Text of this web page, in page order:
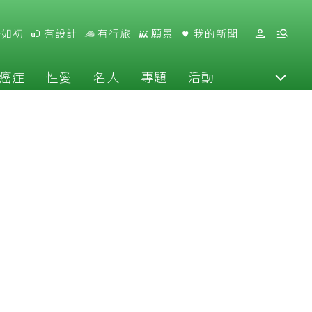
初 有設計 有行旅 願景 我的新聞
症 性愛 名人 專題 活動